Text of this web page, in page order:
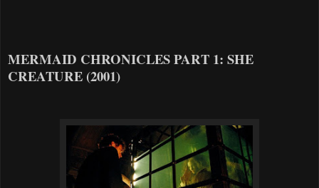
MERMAID CHRONICLES PART 1: SHE
CREATURE (2001)